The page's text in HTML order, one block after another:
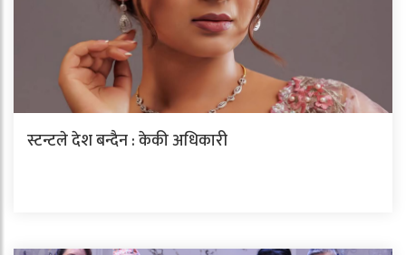
स्टन्टले देश बन्दैन : केकी अधिकारी